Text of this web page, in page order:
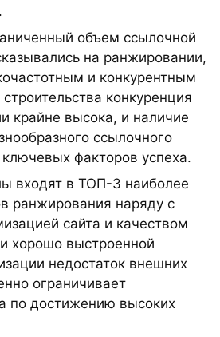
объем ссылочной
на ранжировании,
и конкурентным
конкуренция
крайне высока, и наличие
ссылочного
факторов успеха.
входят в ТОП-3 наиболее
ранжирования наряду с
сайта и качеством
хорошо выстроенной
недостаток внешних
ограничивает
по достижению высоких